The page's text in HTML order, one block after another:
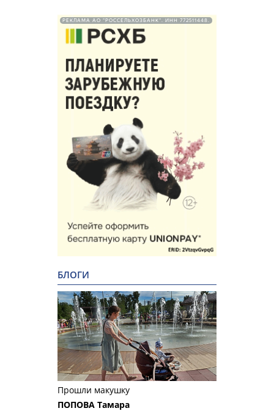
РЕКЛАМА АО "РОССЕЛЬХОЗБАНК". ИНН 772511448.
БЛОГИ
Прошли макушку
ПОПОВА Тамара